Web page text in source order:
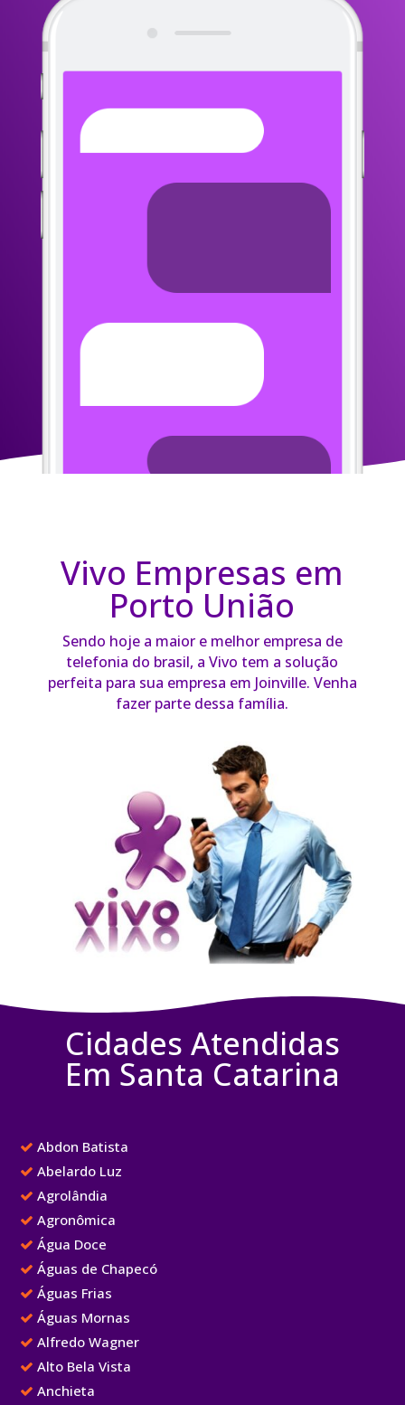
Vivo Empresas em
Porto União
Sendo hoje a maior e melhor empresa de
telefonia do brasil, a Vivo tem a solução
perfeita para sua empresa em Joinville. Venha
fazer parte dessa família.
Cidades Atendidas
Em Santa Catarina
Abdon Batista
Abelardo Luz
Agrolândia
Agronômica
Água Doce
Águas de Chapecó
Águas Frias
Águas Mornas
Alfredo Wagner
Alto Bela Vista
Anchieta